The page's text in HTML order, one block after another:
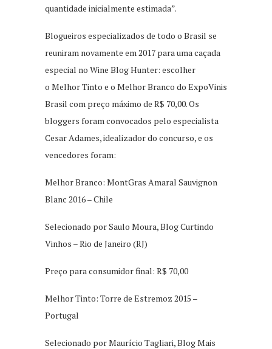
quantidade inicialmente estimada”.
Blogueiros especializados de todo o Brasil se
reuniram novamente em 2017 para uma caçada
especial no Wine Blog Hunter: escolher
o Melhor Tinto e o Melhor Branco do ExpoVinis
Brasil com preço máximo de R$ 70,00. Os
bloggers foram convocados pelo especialista
Cesar Adames, idealizador do concurso, e os
vencedores foram:
Melhor Branco: MontGras Amaral Sauvignon
Blanc 2016 – Chile
Selecionado por Saulo Moura, Blog Curtindo
Vinhos – Rio de Janeiro (RJ)
Preço para consumidor final: R$ 70,00
Melhor Tinto: Torre de Estremoz 2015 –
Portugal
Selecionado por Maurício Tagliari, Blog Mais